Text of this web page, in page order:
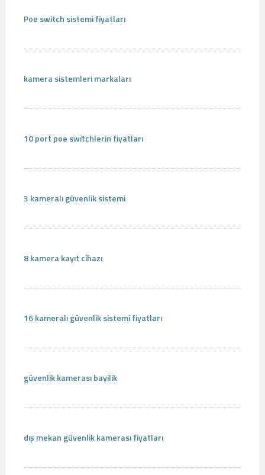
Poe switch sistemi fiyatları
kamera sistemleri markaları
10 port poe switchlerin fiyatları
3 kameralı güvenlik sistemi
8 kamera kayıt cihazı
16 kameralı güvenlik sistemi fiyatları
güvenlik kamerası bayilik
dış mekan güvenlik kamerası fiyatları